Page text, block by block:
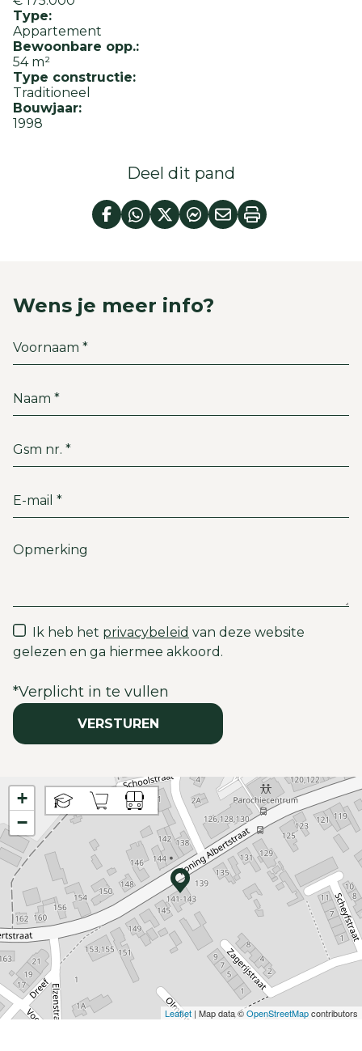
Type:
Appartement
Bewoonbare opp.:
54 m²
Type constructie:
Traditioneel
Bouwjaar:
1998
Deel dit pand
Wens je meer info?
Ik heb het privacybeleid van deze website
gelezen en ga hiermee akkoord.
*Verplicht in te vullen
VERSTUREN
+
−
Leaflet | Map data ©OpenStreetMapcontributors